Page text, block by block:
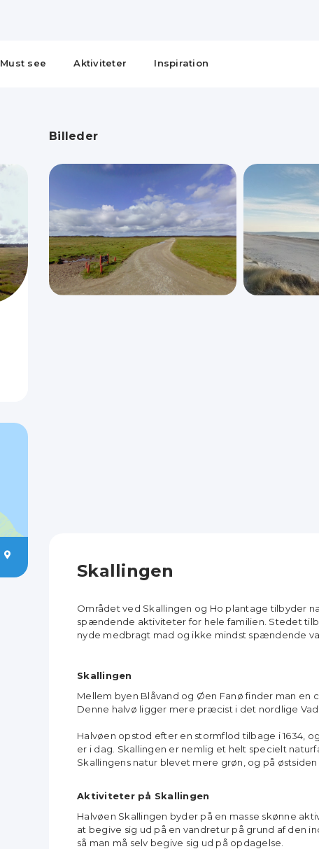
Must see Aktiviteter Inspiration
Billeder
Skallingen
Området ved Skallingen og Ho plantage tilbyder
spændende aktiviteter for hele familien. Stedet
nyde medbragt mad og ikke mindst spændende
Skallingen
Mellem byen Blåvand og Øen Fanø finder man en
Denne halvø ligger mere præcist i det nordlige
Halvøen opstod efter en stormflod tilbage i 1634,
er i dag. Skallingen er nemlig et helt specielt
Skallingens natur blevet mere grøn, og på
Aktiviteter på Skallingen
Halvøen Skallingen byder på en masse skønne
at begive sig ud på en vandretur på grund af den
så man må selv begive sig ud på opdagelse.